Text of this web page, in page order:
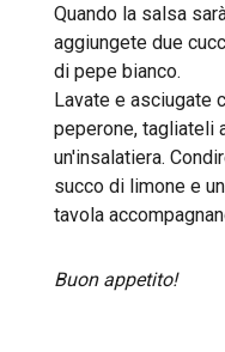
Quando la salsa
aggiungete due
di pepe bianco.
Lavate e asciugate
peperone, tagliateli
un'insalatiera.
succo di limone e
tavola
Buon appetito!